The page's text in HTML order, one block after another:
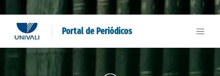
Portal de Periódicos